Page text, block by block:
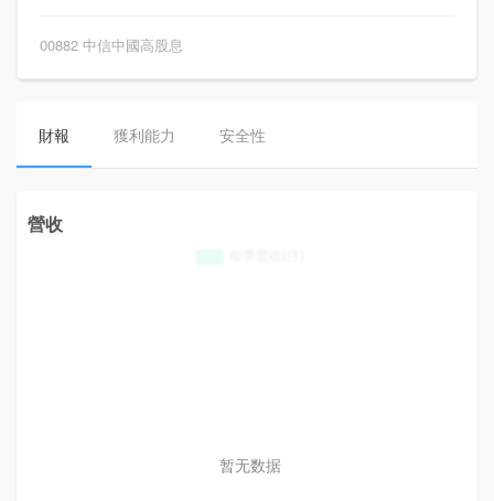
00882 中信中國高股息
財報 獲利能力 安全性
營收
暂无数据